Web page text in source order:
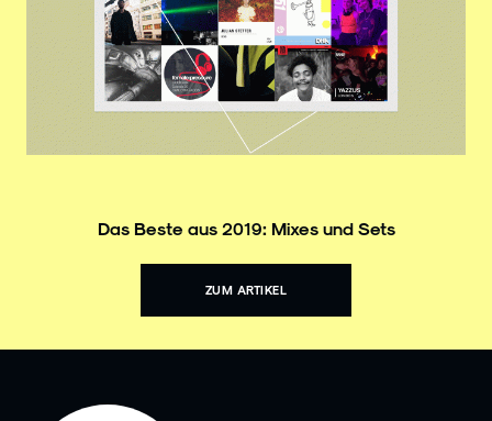
Das Beste aus 2019: Mixes und Sets
ZUM ARTIKEL